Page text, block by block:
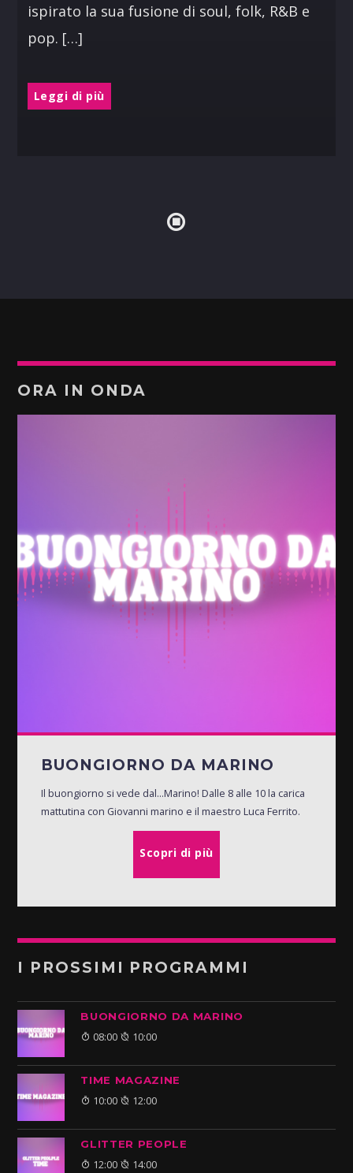
ispirato la sua fusione di soul, folk, R&B e
pop. […]
Leggi di più
ORA IN ONDA
BUONGIORNO DA MARINO
Il buongiorno si vede dal...Marino! Dalle 8 alle 10 la carica
mattutina con Giovanni marino e il maestro Luca Ferrito.
Scopri di più
I PROSSIMI PROGRAMMI
BUONGIORNO DA MARINO
08:00 10:00
TIME MAGAZINE
10:00 12:00
GLITTER PEOPLE
12:00 14:00